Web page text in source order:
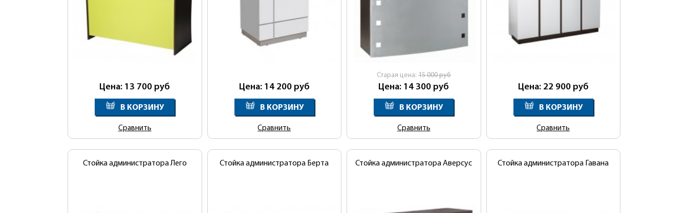
Цена: 13 700 руб
В КОРЗИНУ
Сравнить
Цена: 14 200 руб
В КОРЗИНУ
Сравнить
Cтарая цена: 15 000руб
Цена: 14 300 руб
В КОРЗИНУ
Сравнить
Цена: 22 900 руб
В КОРЗИНУ
Сравнить
Стойка администратора Лего Стойка администратора Берта Стойка администратора Аверсус Стойка администратора Гавана